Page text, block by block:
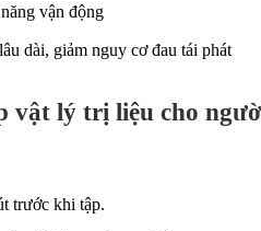
vận động
dài, giảm nguy cơ đau tái phát
vật lý trị liệu cho
trước khi tập.